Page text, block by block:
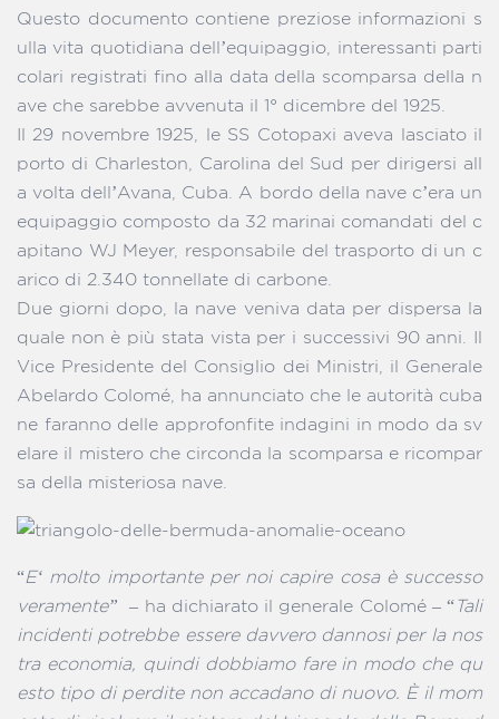
Questo documento contiene preziose informazioni s
ulla vita quotidiana dell’equipaggio, interessanti parti
colari registrati fino alla data della scomparsa della n
ave che sarebbe avvenuta il 1° dicembre del 1925.
Il 29 novembre 1925, le SS Cotopaxi aveva lasciato il
porto di Charleston, Carolina del Sud per dirigersi all
a volta dell’Avana, Cuba. A bordo della nave c’era un
equipaggio composto da 32 marinai comandati del c
apitano WJ Meyer, responsabile del trasporto di un c
arico di 2.340 tonnellate di carbone.
Due giorni dopo, la nave veniva data per dispersa la
quale non è più stata vista per i successivi 90 anni. Il
Vice Presidente del Consiglio dei Ministri, il Generale
Abelardo Colomé, ha annunciato che le autorità cuba
ne faranno delle approfonfite indagini in modo da sv
elare il mistero che circonda la scomparsa e ricompar
sa della misteriosa nave.
“E‘ molto importante per noi capire cosa è successo
veramente” – ha dichiarato il generale Colomé – “Tali
incidenti potrebbe essere davvero dannosi per la nos
tra economia, quindi dobbiamo fare in modo che qu
esto tipo di perdite non accadano di nuovo. È il mom